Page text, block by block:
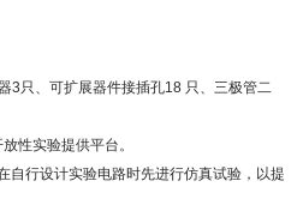
3只、可扩展器件接插孔18 只、三极管二
性实验提供平台。
自行设计实验电路时先进行仿真试验，以提